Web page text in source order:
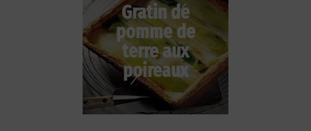
Gratin de
pomme de
terre aux
poireaux